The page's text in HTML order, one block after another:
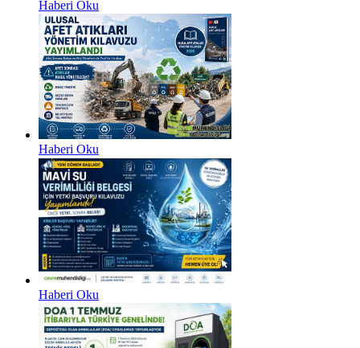
Haberi Oku
Haberi Oku
Haberi Oku